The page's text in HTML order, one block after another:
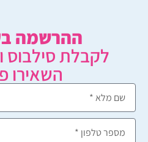
ההרשמה
לקבלת סילבוס
השאירו